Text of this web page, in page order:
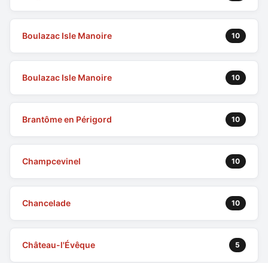
Boulazac Isle Manoire 10
Boulazac Isle Manoire 10
Brantôme en Périgord 10
Champcevinel 10
Chancelade 10
Château-l'Évêque 5